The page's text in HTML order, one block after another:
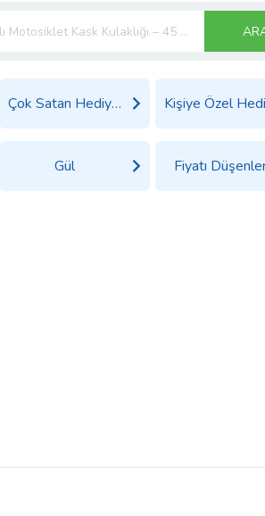
Çok Satan Hediyeler
Gül Fiyatı